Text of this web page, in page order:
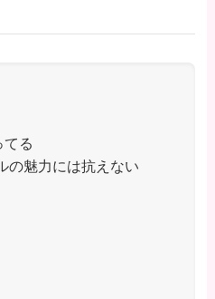
る
の魅力には抗えない